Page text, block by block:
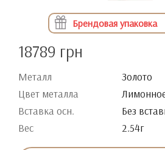
Брендовая упаковка
18789 грн
Металл
Золото
Цвет металла
Вставка осн.
Без
Вес
2.54г